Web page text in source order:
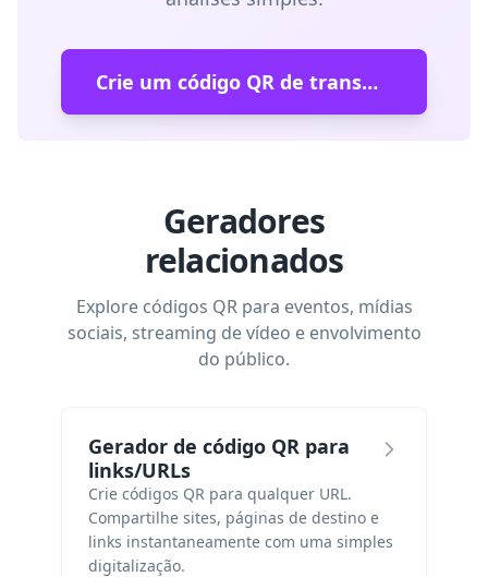
Crie um código QR de transmissão ao vivo grátis
Geradores
relacionados
Explore códigos QR para eventos, mídias
sociais, streaming de vídeo e envolvimento
do público.
Gerador de código QR para
links/URLs
Crie códigos QR para qualquer URL.
Compartilhe sites, páginas de destino e
links instantaneamente com uma simples
digitalização.